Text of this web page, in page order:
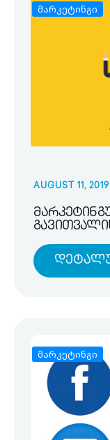
მარკეტინგი
AUGUST 11, 2019
მარკეტინგი